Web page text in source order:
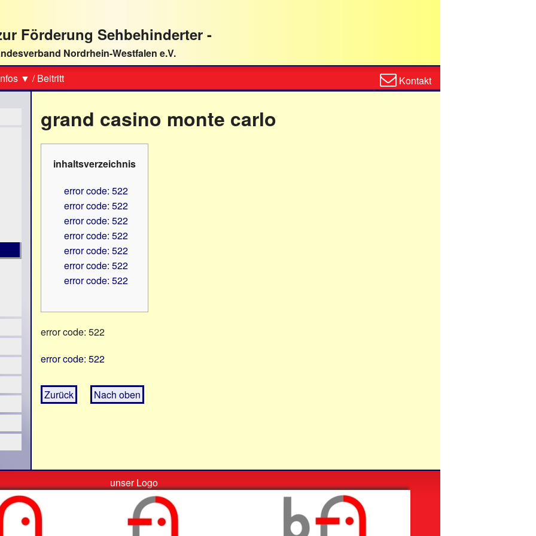
Förderung Sehbehinderter -
Nordrhein-Westfalen e.V.
▼ /Beitritt
Kontaktformular
Kontakt
grand casino monte carlo
inhaltsverzeichnis
error code: 522
error code: 522
error code: 522
error code: 522
error code: 522
error code: 522
error code: 522
error code: 522
error code: 522
Zurück Nach oben
unser Logo